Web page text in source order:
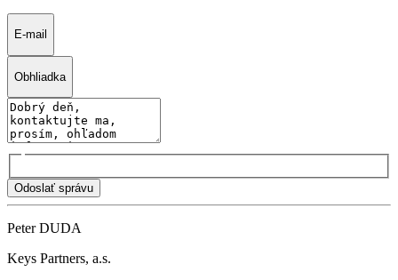
E-mail
Obhliadka
Odoslať správu
Peter DUDA
Keys Partners, a.s.